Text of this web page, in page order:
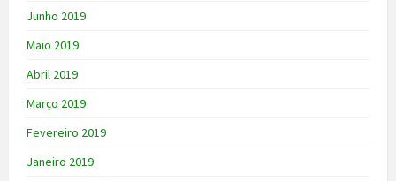
Junho 2019
Maio 2019
Abril 2019
Março 2019
Fevereiro 2019
Janeiro 2019